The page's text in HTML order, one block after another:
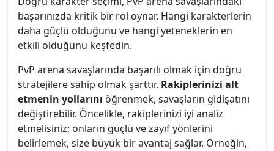
başarınızda kritik bir rol oynar. Hangi karakterlerin
daha güçlü olduğunu ve hangi yeteneklerin en
etkili olduğunu keşfedin.
PvP arena savaşlarında başarılı olmak için doğru
stratejilere sahip olmak şarttır. Rakiplerinizi alt
etmenin yollarını öğrenmek, savaşların gidişatını
değiştirebilir. Öncelikle, rakiplerinizi iyi analiz
etmelisiniz; onların güçlü ve zayıf yönlerini
belirlemek, size büyük bir avantaj sağlar. Örneğin,